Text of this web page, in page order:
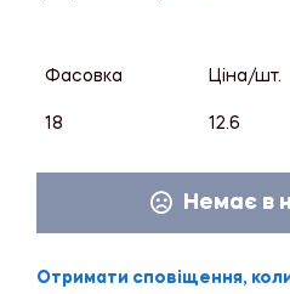
Фасовка Ціна/шт.
18 12.6
Немає в
Отримати сповіщення,